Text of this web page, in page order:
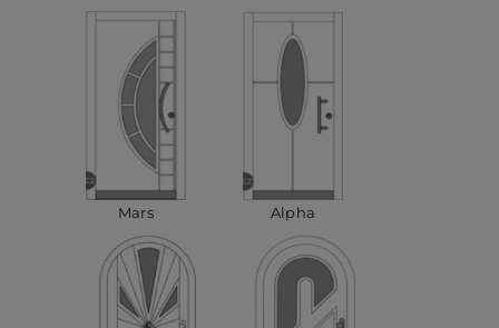
Mars Alpha